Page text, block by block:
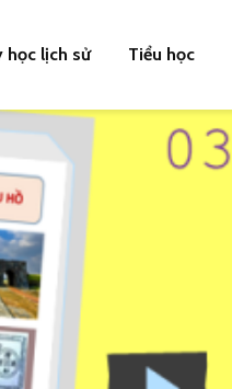
học lịch sử Tiểu học